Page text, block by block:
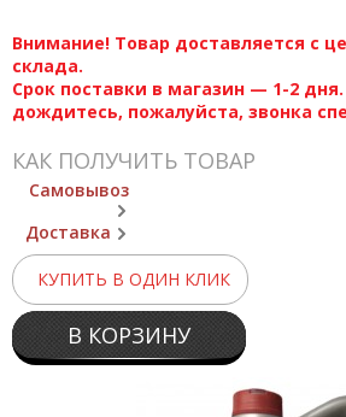
Внимание! Товар доставляется с
склада.
Срок поставки в магазин — 1-2 дня.
дождитесь, пожалуйста, звонка
КАК ПОЛУЧИТЬ ТОВАР
Самовывоз
Доставка
КУПИТЬ В ОДИН КЛИК
В КОРЗИНУ